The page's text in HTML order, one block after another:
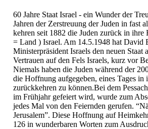
60 Jahre Staat Israel - ein Wunder der
Jahren der Zerstreuung der Juden in fast
kehren seit 1882 die Juden zurück in ihre
= Land ) Israel. Am 14.5.1948 hat David
Ministerpräsident Israels den neuen Staat
Vertrauen auf den Fels Israels, kurz vor
Niemals haben die Juden während der
die Hoffnung aufgegeben, eines Tages in
zurückkehren zu können.Bei dem
im Frühjahr gefeiert wird, wurde zum
jedes Mal von den Feiernden gerufen.
Jerusalem”. Diese Hoffnung auf
126 in wunderbaren Worten zum